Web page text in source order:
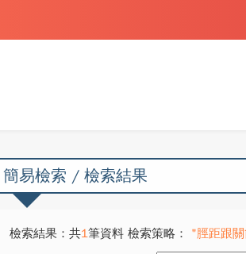
簡易檢索 / 檢索結果
檢索結果：共1筆資料 檢索策略：
"脛距跟